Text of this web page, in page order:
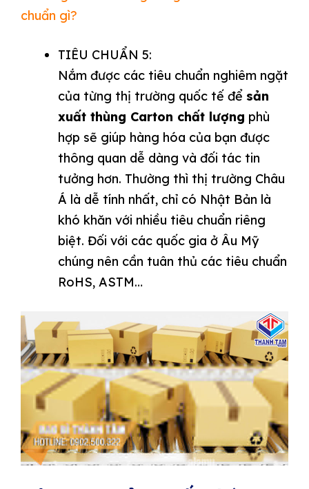
TIÊU CHUẨN 5:
Nắm được các tiêu chuẩn nghiêm ngặt
của từng thị trường quốc tế để sản
xuất thùng Carton chất lượng phù
hợp sẽ giúp hàng hóa của bạn được
thông quan dễ dàng và đối tác tin
tưởng hơn. Thường thì thị trường Châu
Á là dễ tính nhất, chỉ có Nhật Bản là
khó khăn với nhiều tiêu chuẩn riêng
biệt. Đối với các quốc gia ở Âu Mỹ
chúng nên cần tuân thủ các tiêu chuẩn
RoHS, ASTM…